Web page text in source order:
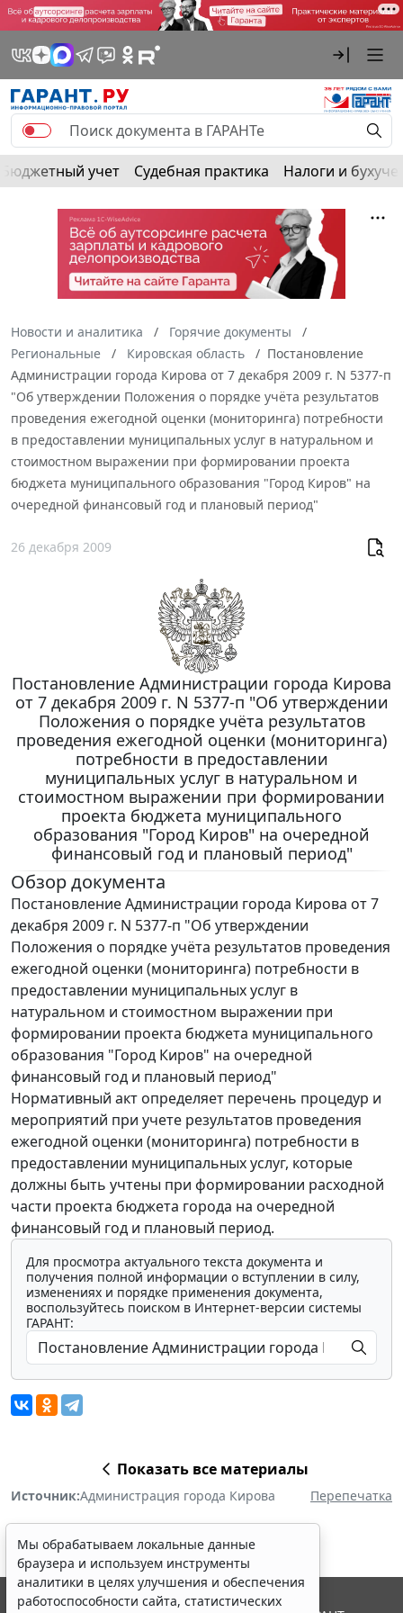
Бюджетный учет Судебная практика Налоги и
Новости и аналитика
Горячие документы
Региональные
Кировская область
Постановление
Администрации города Кирова от 7 декабря 2009 г. N 5377-п
"Об утверждении Положения о порядке учёта результатов
проведения ежегодной оценки (мониторинга) потребности
в предоставлении муниципальных услуг в натуральном и
стоимостном выражении при формировании проекта
бюджета муниципального образования "Город Киров" на
очередной финансовый год и плановый период"
26 декабря 2009
Постановление Администрации города Кирова
от 7 декабря 2009 г. N 5377-п "Об утверждении
Положения о порядке учёта результатов
проведения ежегодной оценки (мониторинга)
потребности в предоставлении
муниципальных услуг в натуральном и
стоимостном выражении при формировании
проекта бюджета муниципального
образования "Город Киров" на очередной
финансовый год и плановый период"
Обзор документа
Постановление Администрации города Кирова от 7
декабря 2009 г. N 5377-п "Об утверждении
Положения о порядке учёта результатов проведения
ежегодной оценки (мониторинга) потребности в
предоставлении муниципальных услуг в
натуральном и стоимостном выражении при
формировании проекта бюджета муниципального
образования "Город Киров" на очередной
финансовый год и плановый период"
Нормативный акт определяет перечень процедур и
мероприятий при учете результатов проведения
ежегодной оценки (мониторинга) потребности в
предоставлении муниципальных услуг, которые
должны быть учтены при формировании расходной
части проекта бюджета города на очередной
финансовый год и плановый период.
Для просмотра актуального текста документа и
получения полной информации о вступлении в силу,
изменениях и порядке применения документа,
воспользуйтесь поиском в Интернет-версии системы
ГАРАНТ:
Показать все материалы
Источник:Администрация города Кирова Перепечатка
Мы обрабатываем локальные данные
браузера и используем инструменты
аналитики в целях улучшения и обеспечения
работоспособности сайта, статистических